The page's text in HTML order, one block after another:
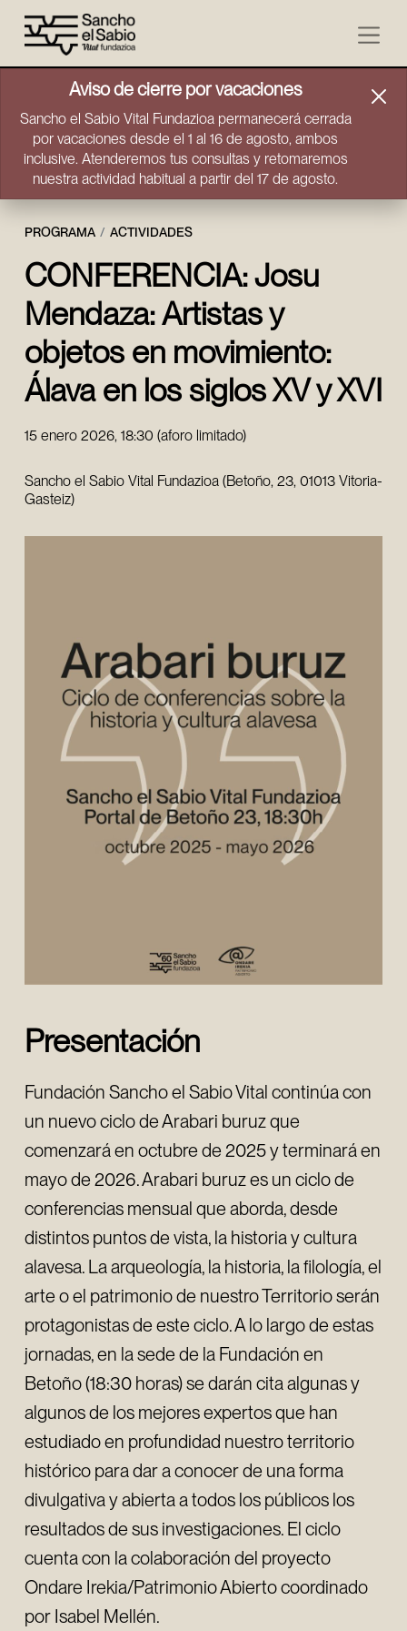
Ir directamente al contenido
Aviso de cierre por vacaciones
Sancho el Sabio Vital Fundazioa permanecerá cerrada
por vacaciones desde el 1 al 16 de agosto, ambos
inclusive. Atenderemos tus consultas y retomaremos
nuestra actividad habitual a partir del 17 de agosto.
PROGRAMA ACTIVIDADES
CONFERENCIA: Josu
Mendaza: Artistas y
objetos en movimiento:
Álava en los siglos XV y XVI
15 enero 2026, 18:30 (aforo limitado)
Sancho el Sabio Vital Fundazioa (Betoño, 23, 01013 Vitoria-
Gasteiz)
Presentación
Fundación Sancho el Sabio Vital continúa con
un nuevo ciclo de Arabari buruz que
comenzará en octubre de 2025 y terminará en
mayo de 2026. Arabari buruz es un ciclo de
conferencias mensual que aborda, desde
distintos puntos de vista, la historia y cultura
alavesa. La arqueología, la historia, la filología, el
arte o el patrimonio de nuestro Territorio serán
protagonistas de este ciclo. A lo largo de estas
jornadas, en la sede de la Fundación en
Betoño (18:30 horas) se darán cita algunas y
algunos de los mejores expertos que han
estudiado en profundidad nuestro territorio
histórico para dar a conocer de una forma
divulgativa y abierta a todos los públicos los
resultados de sus investigaciones. El ciclo
cuenta con la colaboración del proyecto
Ondare Irekia/Patrimonio Abierto coordinado
por Isabel Mellén.